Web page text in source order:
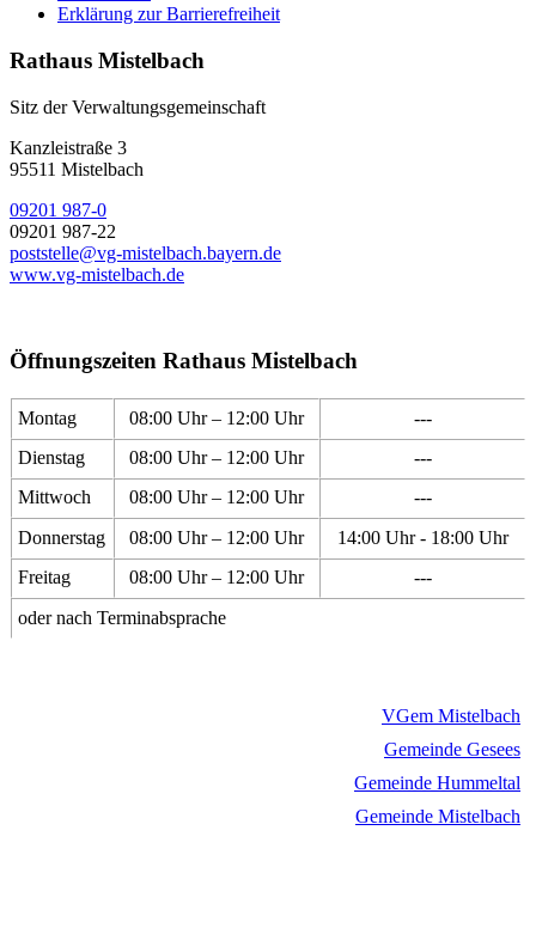
Erklärung zur Barrierefreiheit
Rathaus Mistelbach
Sitz der Verwaltungsgemeinschaft
Kanzleistraße 3
95511 Mistelbach
09201 987-0
09201 987-22
poststelle@vg-mistelbach.bayern.de
www.vg-mistelbach.de
Öffnungszeiten Rathaus Mistelbach
Montag 08:00 Uhr – 12:00 Uhr
---
Dienstag
08:00 Uhr – 12:00 Uhr
---
Mittwoch
08:00 Uhr – 12:00 Uhr
---
Donnerstag
08:00 Uhr – 12:00 Uhr
14:00 Uhr - 18:00 Uhr
Freitag
08:00 Uhr – 12:00 Uhr
---
oder nach Terminabsprache
VGem Mistelbach
Gemeinde Gesees
Gemeinde Hummeltal
Gemeinde Mistelbach